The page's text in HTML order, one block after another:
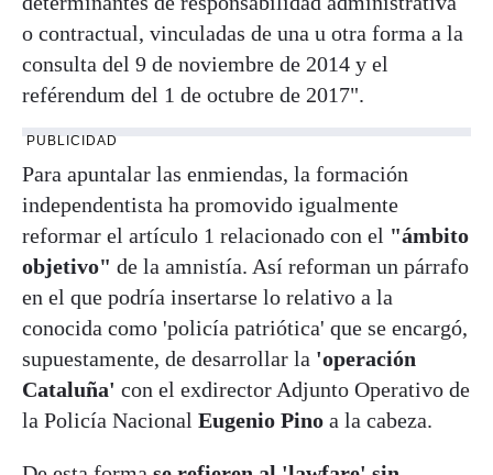
o contractual, vinculadas de una u otra forma a la
consulta del 9 de noviembre de 2014 y el
reférendum del 1 de octubre de 2017".
PUBLICIDAD
Para apuntalar las enmiendas, la formación
independentista ha promovido igualmente
reformar el artículo 1 relacionado con el "ámbito
objetivo" de la amnistía. Así reforman un párrafo
en el que podría insertarse lo relativo a la
conocida como 'policía patriótica' que se encargó,
supuestamente, de desarrollar la 'operación
Cataluña' con el exdirector Adjunto Operativo de
la Policía Nacional Eugenio Pino a la cabeza.